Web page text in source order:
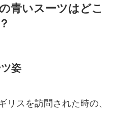
青いスーツはどこ
姿
リスを訪問された時の、